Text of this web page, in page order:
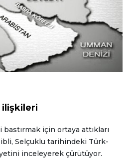
ilişkileri
için ortaya attıkları
Selçuklu tarihindeki Türk-
inceleyerek çürütüyor.